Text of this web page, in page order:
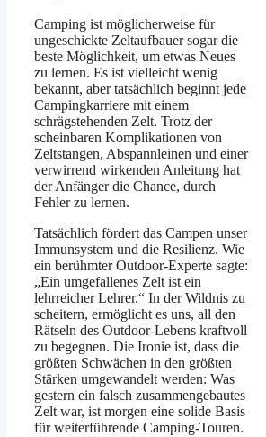
Camping ist möglicherweise für
ungeschickte Zeltaufbauer sogar die
beste Möglichkeit, um etwas Neues
zu lernen. Es ist vielleicht wenig
bekannt, aber tatsächlich beginnt jede
Campingkarriere mit einem
schrägstehenden Zelt. Trotz der
scheinbaren Komplikationen von
Zeltstangen, Abspannleinen und einer
verwirrend wirkenden Anleitung hat
der Anfänger die Chance, durch
Fehler zu lernen.
Tatsächlich fördert das Campen unser
Immunsystem und die Resilienz. Wie
ein berühmter Outdoor-Experte sagte:
„Ein umgefallenes Zelt ist ein
lehrreicher Lehrer.“ In der Wildnis zu
scheitern, ermöglicht es uns, all den
Rätseln des Outdoor-Lebens kraftvoll
zu begegnen. Die Ironie ist, dass die
größten Schwächen in den größten
Stärken umgewandelt werden: Was
gestern ein falsch zusammengebautes
Zelt war, ist morgen eine solide Basis
für weiterführende Camping-Touren.